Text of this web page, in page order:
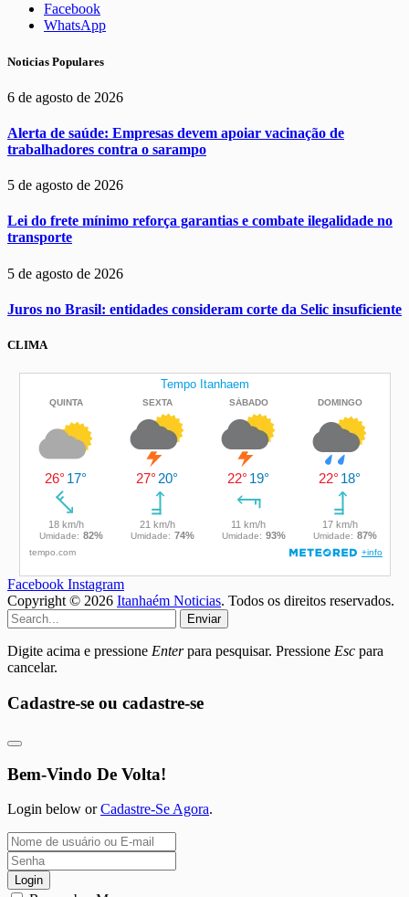
Facebook
WhatsApp
Noticias Populares
6 de agosto de 2026
Alerta de saúde: Empresas devem apoiar vacinação de
trabalhadores contra o sarampo
5 de agosto de 2026
Lei do frete mínimo reforça garantias e combate ilegalidade no
transporte
5 de agosto de 2026
Juros no Brasil: entidades consideram corte da Selic insuficiente
CLIMA
Facebook Instagram
Copyright © 2026 Itanhaém Noticias. Todos os direitos reservados.
Enviar
Digite acima e pressione Enterpara pesquisar. Pressione Esc para
cancelar.
Cadastre-se ou cadastre-se
Bem-Vindo De Volta!
Login below orCadastre-Se Agora.
Login